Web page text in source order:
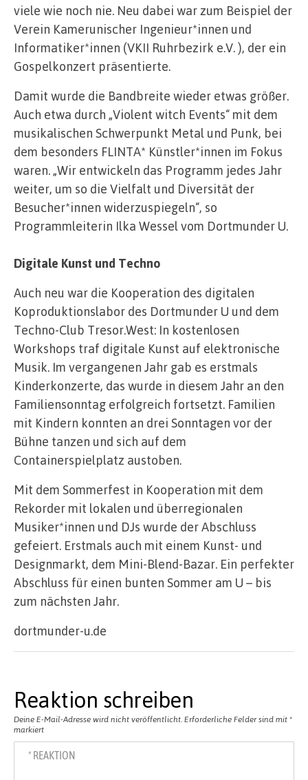
viele wie noch nie. Neu dabei war zum Beispiel der
Verein Kamerunischer Ingenieur*innen und
Informatiker*innen (VKII Ruhrbezirk e.V. ), der ein
Gospelkonzert präsentierte.
Damit wurde die Bandbreite wieder etwas größer.
Auch etwa durch „Violent witch Events“ mit dem
musikalischen Schwerpunkt Metal und Punk, bei
dem besonders FLINTA* Künstler*innen im Fokus
waren. „Wir entwickeln das Programm jedes Jahr
weiter, um so die Vielfalt und Diversität der
Besucher*innen widerzuspiegeln“, so
Programmleiterin Ilka Wessel vom Dortmunder U.
Digitale Kunst und Techno
Auch neu war die Kooperation des digitalen
Koproduktionslabor des Dortmunder U und dem
Techno-Club Tresor.West: In kostenlosen
Workshops traf digitale Kunst auf elektronische
Musik. Im vergangenen Jahr gab es erstmals
Kinderkonzerte, das wurde in diesem Jahr an den
Familiensonntag erfolgreich fortsetzt. Familien
mit Kindern konnten an drei Sonntagen vor der
Bühne tanzen und sich auf dem
Containerspielplatz austoben.
Mit dem Sommerfest in Kooperation mit dem
Rekorder mit lokalen und überregionalen
Musiker*innen und DJs wurde der Abschluss
gefeiert. Erstmals auch mit einem Kunst- und
Designmarkt, dem Mini-Blend-Bazar. Ein perfekter
Abschluss für einen bunten Sommer am U – bis
zum nächsten Jahr.
dortmunder-u.de
Reaktion schreiben
Deine E-Mail-Adresse wird nicht veröffentlicht. Erforderliche Felder sind mit *
markiert